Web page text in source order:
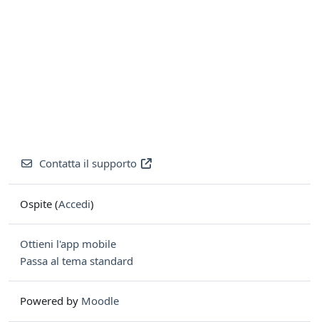
Contatta il supporto
Ospite (Accedi)
Ottieni l'app mobile
Passa al tema standard
Powered by Moodle